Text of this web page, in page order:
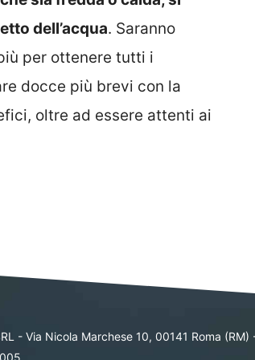
dell’acqua. Saranno
per ottenere tutti i
docce più brevi con la
oltre ad essere attenti ai
- Via Nicola Marchese 10, 00141 Roma (RM)